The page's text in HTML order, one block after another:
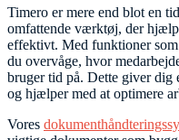
Timero er mere end blot en
omfattende værktøj, der
effektivt. Med funktioner som
du overvåge, hvor
bruger tid på. Dette giver dig
og hjælper med at optimere
Vores